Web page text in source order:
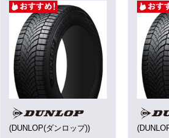
(DUNLOP(ダンロップ))